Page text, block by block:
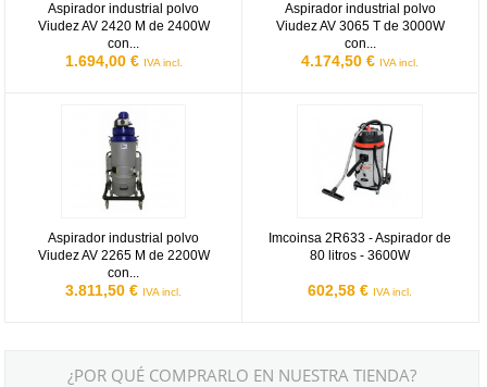
Aspirador industrial polvo
Viudez AV 2420 M de 2400W
con...
1.694,00 € IVA incl.
Aspirador industrial polvo
Viudez AV 3065 T de 3000W
con...
4.174,50 € IVA incl.
Aspirador industrial polvo
Viudez AV 2265 M de 2200W
con...
3.811,50 € IVA incl.
Imcoinsa 2R633 - Aspirador de
80 litros - 3600W
602,58 € IVA incl.
¿POR QUÉ COMPRARLO EN NUESTRA TIENDA?